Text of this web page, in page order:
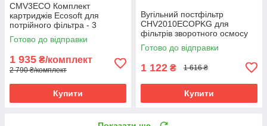
CMV3ECO Комплект
картриджів Ecosoft для
потрійного фільтра - 3
комплекта
Готово до відправки
1 935 ₴/комплект
2 790 ₴/комплект
Купити
Вугільний постфільтр
CHV2010ECOPKG для
фільтрів зворотного осмосу
(4 шт.)
Готово до відправки
1 122 ₴ 1 616 ₴
Купити